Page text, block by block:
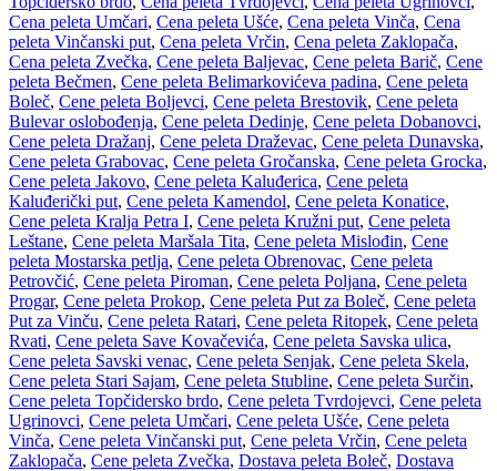
Cena peleta Umčari, Cena peleta Ušće, Cena peleta Vinča, Cena
peleta Vinčanski put, Cena peleta Vrčin, Cena peleta Zaklopača,
Cena peleta Zvečka, Cene peleta Baljevac, Cene peleta Barič, Cene
peleta Bečmen, Cene peleta Belimarkovićeva padina, Cene peleta
Boleč, Cene peleta Boljevci, Cene peleta Brestovik, Cene peleta
Bulevar oslobođenja, Cene peleta Dedinje, Cene peleta Dobanovci,
Cene peleta Dražanj, Cene peleta Draževac, Cene peleta Dunavska,
Cene peleta Grabovac, Cene peleta Gročanska, Cene peleta Grocka,
Cene peleta Jakovo, Cene peleta Kaluđerica, Cene peleta
Kaluđerički put, Cene peleta Kamendol, Cene peleta Konatice,
Cene peleta Kralja Petra I, Cene peleta Kružni put, Cene peleta
Leštane, Cene peleta Maršala Tita, Cene peleta Mislođin, Cene
peleta Mostarska petlja, Cene peleta Obrenovac, Cene peleta
Petrovčić, Cene peleta Piroman, Cene peleta Poljana, Cene peleta
Progar, Cene peleta Prokop, Cene peleta Put za Boleč, Cene peleta
Put za Vinču, Cene peleta Ratari, Cene peleta Ritopek, Cene peleta
Rvati, Cene peleta Save Kovačevića, Cene peleta Savska ulica,
Cene peleta Savski venac, Cene peleta Senjak, Cene peleta Skela,
Cene peleta Stari Sajam, Cene peleta Stubline, Cene peleta Surčin,
Cene peleta Topčidersko brdo, Cene peleta Tvrdojevci, Cene peleta
Ugrinovci, Cene peleta Umčari, Cene peleta Ušće, Cene peleta
Vinča, Cene peleta Vinčanski put, Cene peleta Vrčin, Cene peleta
Zaklopača, Cene peleta Zvečka, Dostava peleta Boleč, Dostava